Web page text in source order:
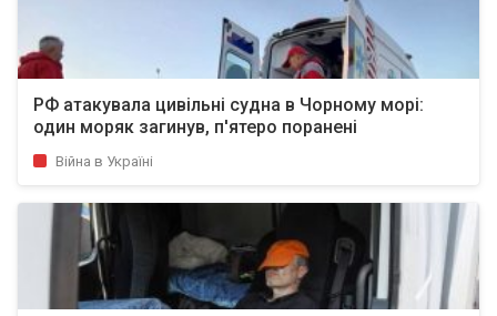
РФ атакувала цивільні судна в Чорному морі:
один моряк загинув, п'ятеро поранені
Війна в Україні